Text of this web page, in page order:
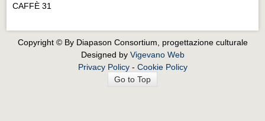
CAFFÈ 31
Copyright © By Diapason Consortium, progettazione culturale
Designed by Vigevano Web
Privacy Policy- Cookie Policy
Go to Top